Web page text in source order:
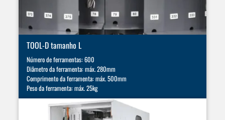
TOOL-D tamanho L
Número de ferramentas: 600
Diâmetro da ferramenta: máx. 280mm
Comprimento da ferramenta: máx. 500mm
Peso da ferramenta: máx. 25kg